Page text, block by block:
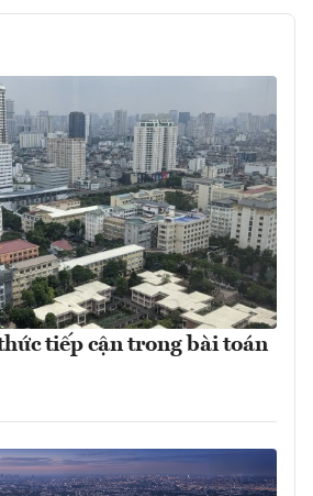
tiếp cận trong bài toán